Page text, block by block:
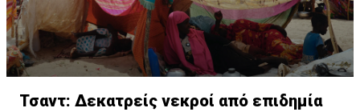
Τσαντ: Δεκατρείς νεκροί από επιδημία